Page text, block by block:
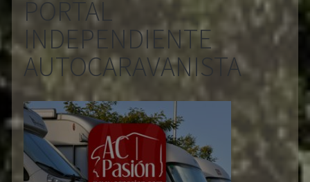
PORTAL
INDEPENDIENTE
AUTOCARAVANISTA